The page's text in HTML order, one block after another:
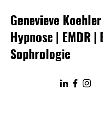
Genevieve
Hypnose | EMDR|
Sophrologie